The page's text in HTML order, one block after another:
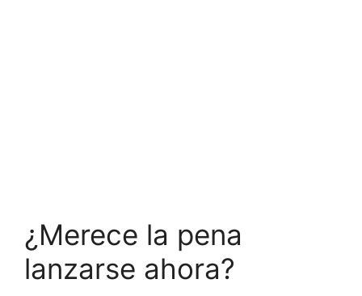
¿Merece la pena
lanzarse ahora?